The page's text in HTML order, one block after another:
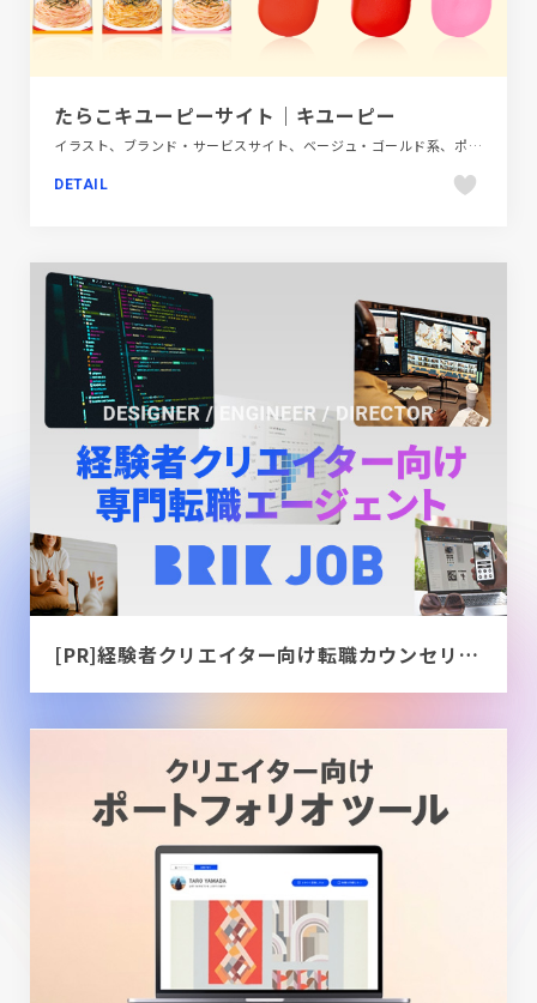
たらこキユーピーサイト｜キユーピー
イラスト、ブランド・サービスサイト、ベージュ・ゴールド系、ポップ、レッド系、飲料・食品
DETAIL
[PR]経験者クリエイター向け転職カウンセリング｜デザイナー / ディレクター / エンジニア